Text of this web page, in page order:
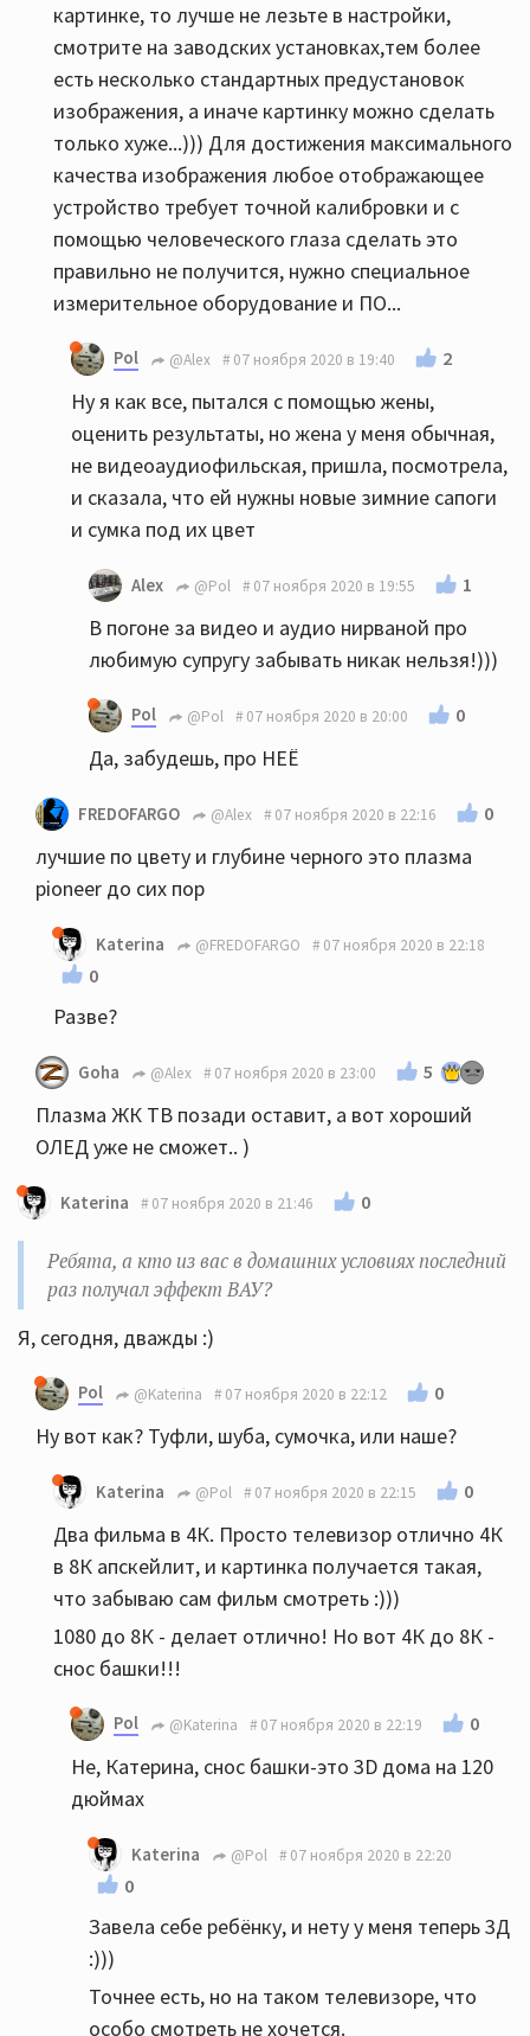
картинке, то лучше не лезьте в настройки,
смотрите на заводских установках,тем более
есть несколько стандартных предустановок
изображения, а иначе картинку можно сделать
только хуже...))) Для достижения максимального
качества изображения любое отображающее
устройство требует точной калибровки и с
помощью человеческого глаза сделать это
правильно не получится, нужно специальное
измерительное оборудование и ПО...
Pol @Alex 07 ноября 2020 в 19:40 2
Ну я как все, пытался с помощью жены,
оценить результаты, но жена у меня обычная,
не видеоаудиофильская, пришла, посмотрела,
и сказала, что ей нужны новые зимние сапоги
и сумка под их цвет
Alex @Pol 07 ноября 2020 в 19:55 1
В погоне за видео и аудио нирваной про
любимую супругу забывать никак нельзя!)))
Pol @Pol 07 ноября 2020 в 20:00 0
Да, забудешь, про НЕЁ
FREDOFARGO @Alex 07 ноября 2020 в 22:16 0
лучшие по цвету и глубине черного это плазма
pioneer до сих пор
Katerina @FREDOFARGO 07 ноября 2020 в 22:18
0
Разве?
Goha @Alex 07 ноября 2020 в 23:00 5
Плазма ЖК ТВ позади оставит, а вот хороший
ОЛЕД уже не сможет.. )
Katerina 07 ноября 2020 в 21:46 0
Ребята, а кто из вас в домашних условиях последний
раз получал эффект ВАУ?
Я, сегодня, дважды :)
Pol @Katerina 07 ноября 2020 в 22:12 0
Ну вот как? Туфли, шуба, сумочка, или наше?
Katerina @Pol 07 ноября 2020 в 22:15 0
Два фильма в 4К. Просто телевизор отлично 4К
в 8К апскейлит, и картинка получается такая,
что забываю сам фильм смотреть :)))
1080 до 8К - делает отлично! Но вот 4К до 8К -
снос башки!!!
Pol @Katerina 07 ноября 2020 в 22:19 0
Не, Катерина, снос башки-это 3D дома на 120
дюймах
Katerina @Pol 07 ноября 2020 в 22:20
0
Завела себе ребёнку, и нету у меня теперь 3Д
:)))
Точнее есть, но на таком телевизоре, что
особо смотреть не хочется.